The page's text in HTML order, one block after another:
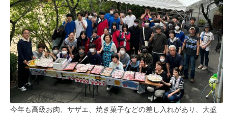
今年も高級お肉、サザエ、焼き菓子などの差し入れがあり、大盛